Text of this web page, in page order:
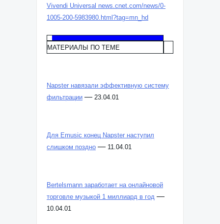
Vivendi Universal news.cnet.com/news/0-
1005-200-5983980.html?tag=mn_hd
МАТЕРИАЛЫ ПО ТЕМЕ
Napster навязали эффективную систему
фильтрации — 23.04.01
Для Emusic конец Napster наступил
слишком поздно — 11.04.01
Bertelsmann заработает на онлайновой
торговле музыкой 1 миллиард в год —
10.04.01